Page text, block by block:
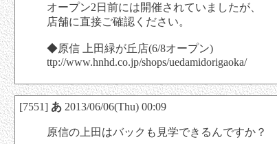
オープン2日前には開催されていましたが、
店舗に直接ご確認ください。
◆原信 上田緑が丘店(6/8オープン)
ttp://www.hnhd.co.jp/shops/uedamidorigaoka/
[7551] あ2013/06/06(Thu) 00:09
原信の上田はバックも見学できるんですか？